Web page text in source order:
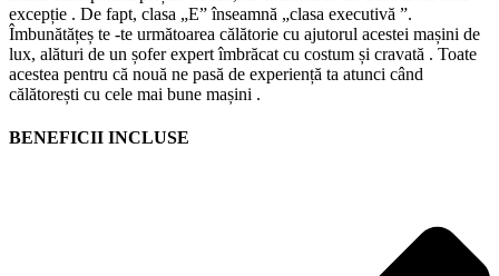
excepție . De fapt, clasa „E” înseamnă „clasa executivă ”.
Îmbunătățeș te -te următoarea călătorie cu ajutorul acestei mașini de
lux, alături de un șofer expert îmbrăcat cu costum și cravată . Toate
acestea pentru că nouă ne pasă de experiență ta atunci când
călătorești cu cele mai bune mașini .
BENEFICII INCLUSE